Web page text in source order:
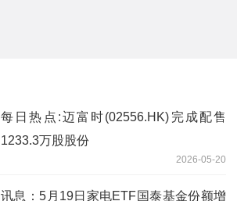
每日热点:迈富时(02556.HK)完成配售
1233.3万股股份
2026-05-20
讯息：5月19日家电ETF国泰基金份额增